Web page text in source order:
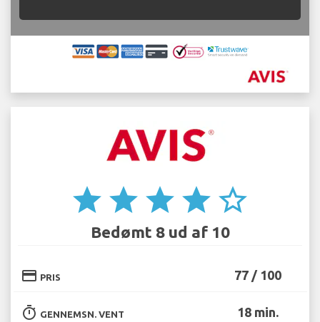
star star star star star_border
Bedømt 8 ud af 10
credit_card PRIS 77 / 100
timer GENNEMSN. VENT 18 min.